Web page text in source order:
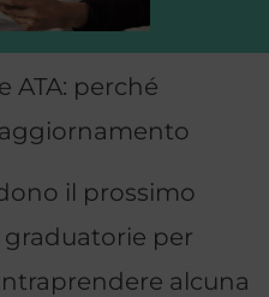
ATA: perché
il prossimo
per
alcuna